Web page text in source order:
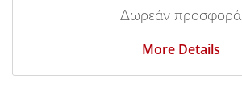
Δωρεάν προσφορά
More Details